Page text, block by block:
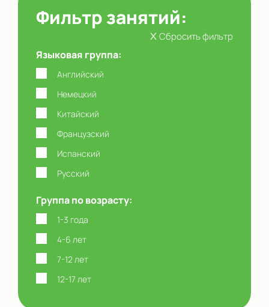
Фильтр занятий:
xСбросить фильтр
Языковая группа:
Английский
Немецкий
Китайский
Французский
Испанский
Русский
Группа по возрасту:
1-3 года
4-6 лет
7-12 лет
12-17 лет